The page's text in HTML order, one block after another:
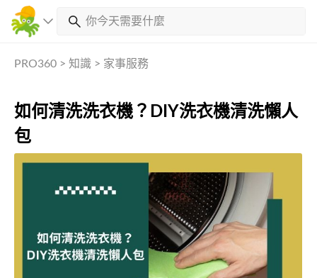
PRO360 > 知識 > 家事服務
如何清洗洗衣機？DIY洗衣機清洗懶人
包